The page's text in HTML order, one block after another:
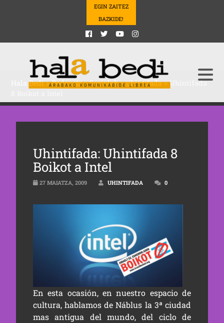
EGIN ZAITEZ
BAZKIDE!
Hala Bedi>Podcasts>Sozialak>uhintifada>Uhintifada
Uhintifada: Uhintifada 8
Boikot a Intel
27 MAIATZA, 2009 UHINTIFADA 0
En esta ocasión, en nuestro espacio de
cultura, hablamos de Náblus la 3ª ciudad
mas antigua del mundo, del ciclo de